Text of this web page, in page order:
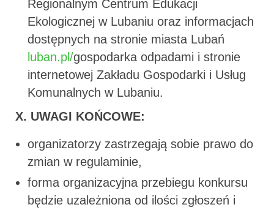
Regionalnym Centrum Edukacji
Ekologicznej w Lubaniu oraz informacjach
dostępnych na stronie miasta Lubań
luban.pl/gospodarka odpadami i stronie
internetowej Zakładu Gospodarki i Usług
Komunalnych w Lubaniu.
X. UWAGI KOŃCOWE:
organizatorzy zastrzegają sobie prawo do
zmian w regulaminie,
forma organizacyjna przebiegu konkursu
będzie uzależniona od ilości zgłoszeń i